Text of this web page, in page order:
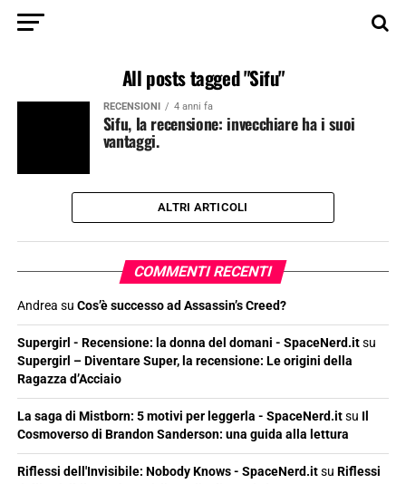
All posts tagged "Sifu"
RECENSIONI 4 anni fa
Sifu, la recensione: invecchiare ha i suoi
vantaggi.
ALTRI ARTICOLI
COMMENTI RECENTI
Andrea su Cos’è successo ad Assassin’s Creed?
Supergirl - Recensione: la donna del domani - SpaceNerd.itsu
Supergirl – Diventare Super, la recensione: Le origini della
Ragazza d’Acciaio
La saga di Mistborn: 5 motivi per leggerla - SpaceNerd.itsu Il
Cosmoverso di Brandon Sanderson: una guida alla lettura
Riflessi dell'Invisibile: Nobody Knows - SpaceNerd.itsu Riflessi